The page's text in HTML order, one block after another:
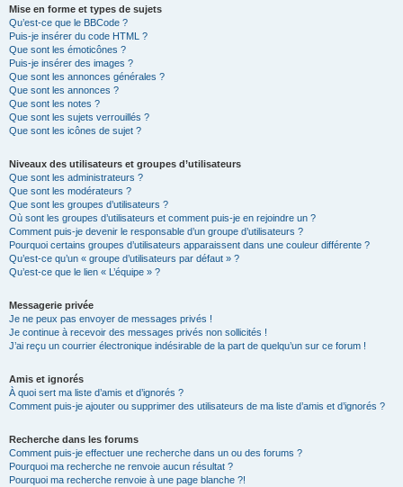
Mise en forme et types de sujets
Qu’est-ce que le BBCode ?
Puis-je insérer du code HTML ?
Que sont les émoticônes ?
Puis-je insérer des images ?
Que sont les annonces générales ?
Que sont les annonces ?
Que sont les notes ?
Que sont les sujets verrouillés ?
Que sont les icônes de sujet ?
Niveaux des utilisateurs et groupes d’utilisateurs
Que sont les administrateurs ?
Que sont les modérateurs ?
Que sont les groupes d’utilisateurs ?
Où sont les groupes d’utilisateurs et comment puis-je en rejoindre un ?
Comment puis-je devenir le responsable d’un groupe d’utilisateurs ?
Pourquoi certains groupes d’utilisateurs apparaissent dans une couleur différente ?
Qu’est-ce qu’un « groupe d’utilisateurs par défaut » ?
Qu’est-ce que le lien « L’équipe » ?
Messagerie privée
Je ne peux pas envoyer de messages privés !
Je continue à recevoir des messages privés non sollicités !
J’ai reçu un courrier électronique indésirable de la part de quelqu’un sur ce forum !
Amis et ignorés
À quoi sert ma liste d’amis et d’ignorés ?
Comment puis-je ajouter ou supprimer des utilisateurs de ma liste d’amis et d’ignorés ?
Recherche dans les forums
Comment puis-je effectuer une recherche dans un ou des forums ?
Pourquoi ma recherche ne renvoie aucun résultat ?
Pourquoi ma recherche renvoie à une page blanche ?!